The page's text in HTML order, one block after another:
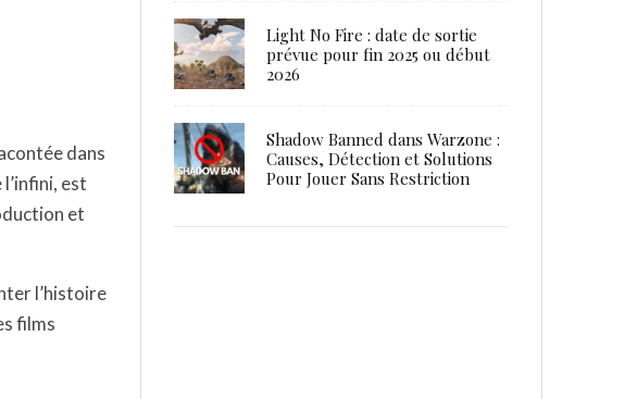
dans
est
et
l’histoire
films
Light No Fire : date de sortie
prévue pour fin 2025 ou début
2026
Shadow Banned dans Warzone :
Causes, Détection et Solutions
Pour Jouer Sans Restriction